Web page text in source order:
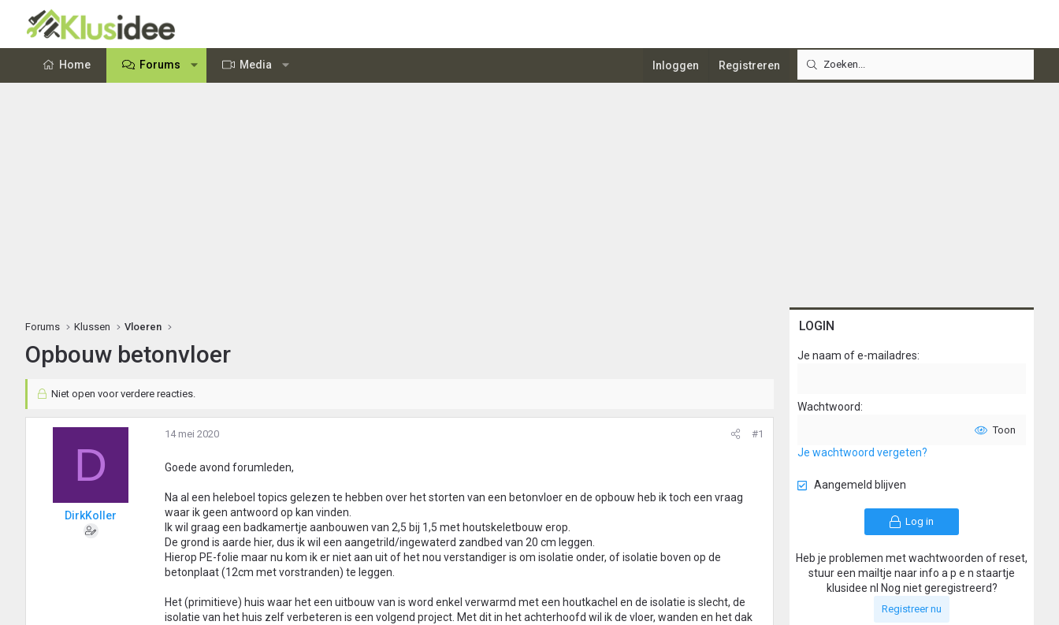
Home Forums Media Inloggen Registreren
Forums Klussen Vloeren
Opbouw betonvloer
Niet open voor verdere reacties.
D
DirkKoller
14 mei 2020 #1
Goede avond forumleden,
Na al een heleboel topics gelezen te hebben over het storten van een betonvloer en de opbouw heb ik toch een vraag
waar ik geen antwoord op kan vinden.
Ik wil graag een badkamertje aanbouwen van 2,5 bij 1,5 met houtskeletbouw erop.
De grond is aarde hier, dus ik wil een aangetrild/ingewaterd zandbed van 20 cm leggen.
Hierop PE-folie maar nu kom ik er niet aan uit of het nou verstandiger is om isolatie onder, of isolatie boven op de
betonplaat (12cm met vorstranden) te leggen.
Het (primitieve) huis waar het een uitbouw van is word enkel verwarmd met een houtkachel en de isolatie is slecht, de
isolatie van het huis zelf verbeteren is een volgend project. Met dit in het achterhoofd wil ik de vloer, wanden en het dak
LOGIN
Je naam of e-mailadres
Wachtwoord
Toon
Je wachtwoord vergeten?
Aangemeld blijven
Log in
Heb je problemen met wachtwoorden of reset,
stuur een mailtje naar info a p e n staartje
klusidee nl Nog niet geregistreerd?
Registreer nu